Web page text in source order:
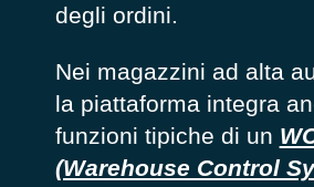
degli ordini.
Nei magazzini ad alta
la piattaforma integra
funzioni tipiche di un
(Warehouse Control